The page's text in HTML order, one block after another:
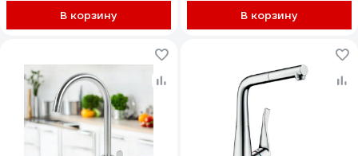
В корзину В корзину